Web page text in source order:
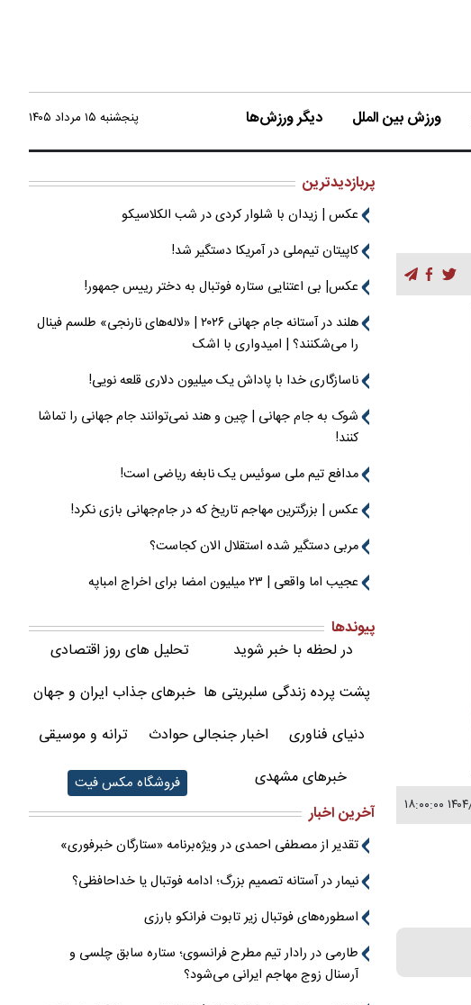
ورزش بین الملل دیگر ورزش‌ها پنجشنبه ۱۵ مرداد ۱۴۰۵
پربازدیدترین
عکس | زیدان با شلوار کردی در شب الکلاسیکو
کاپیتان تیم‌ملی در آمریکا دستگیر شد!
عکس| بی اعتنایی ستاره فوتبال به دختر رییس جمهور!
هلند در آستانه جام جهانی ۲۰۲۶ | «لاله‌های نارنجی» طلسم فینال
را می‌شکنند؟ | امیدواری با اشک
ناسازگاری خدا با پاداش یک میلیون دلاری قلعه نویی!
شوک به جام جهانی | چین و هند نمی‌توانند جام جهانی را تماشا
کنند!
مدافع تیم ملی سوئیس یک نابغه ریاضی است!
عکس | بزرگترین مهاجم تاریخ که در جام‌جهانی بازی نکرد!
مربی دستگیر شده استقلال الان کجاست؟
عجیب اما واقعی | ۲۳ میلیون امضا برای اخراج امباپه
پیوندها
در لحظه با خبر شوید
تحلیل های روز اقتصادی
پشت پرده زندگی سلبریتی ها خبرهای جذاب ایران و جهان
دنیای فناوری
اخبار جنجالی حوادث
ترانه و موسیقی
خبرهای مشهدی
فروشگاه مکس فیت
آخرین اخبار
تقدیر از مصطفی احمدی در ویژه‌برنامه «ستارگان خبرفوری»
نیمار در آستانه تصمیم بزرگ؛ ادامه فوتبال یا خداحافظی؟
اسطوره‌های فوتبال زیر تابوت فرانکو بارزی
طارمی در رادار تیم مطرح فرانسوی؛ ستاره سابق چلسی و
آرسنال زوج مهاجم ایرانی می‌شود؟